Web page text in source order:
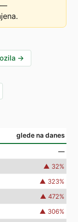
—
.
→
glede na danes
—
▲ 32%
▲ 323%
▲ 472%
▲ 306%